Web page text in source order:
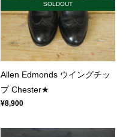
SOLDOUT
Allen Edmonds ウイングチッ
プ Chester★
¥8,900